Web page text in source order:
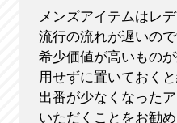
メンズアイテムはレ
流行の流れが遅いの
希少価値が高いもの
用せずに置いておく
出番が少なくなった
いただくことをお勧め